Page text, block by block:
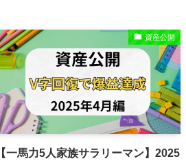
資産公開
【一馬力5人家族サラリーマン】2025